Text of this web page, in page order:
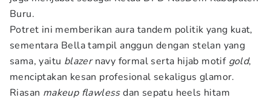
Buru.
Potret ini memberikan aura tandem politik yang kuat,
sementara Bella tampil anggun dengan stelan yang
sama, yaitu blazernavy formal serta hijab motif gold,
menciptakan kesan profesional sekaligus glamor.
Riasan makeup flawlessdan sepatu heels hitam